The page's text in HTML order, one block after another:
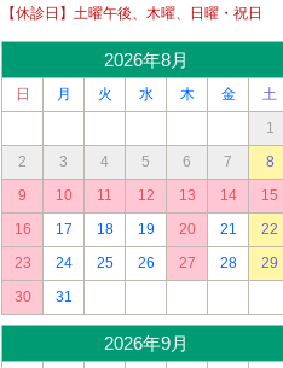
【休診日】土曜午後、木曜、日曜・祝日
2026年8月
日 月 火 水 木 金
土
1
2
3 4 5 6 7
8
9
10 11 12 13 14
15
16
17 18 19 20 21
22
23
24 25 26 27 28
29
30
31
2026年9月